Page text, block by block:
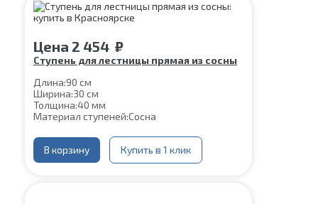
Цена 2 454 ₽
Ступень для лестницы прямая из сосны
Длина:90 см
Ширина:30 см
Толщина:40 мм
Материал ступеней:Сосна
В корзину Купить в 1 клик